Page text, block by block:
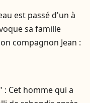
est passé d'un à
sa famille
compagnon Jean :
: Cet homme qui a